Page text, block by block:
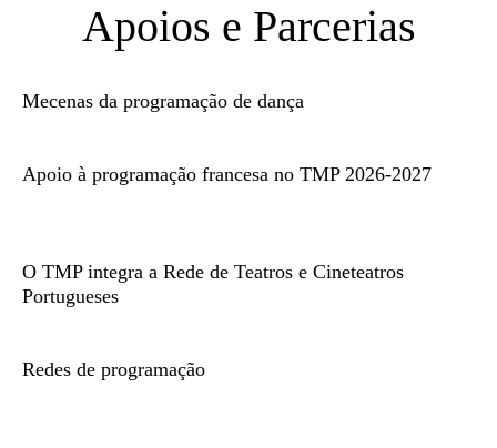
Apoios e Parcerias
Mecenas da programação de dança
Apoio à programação francesa no TMP 2026-2027
O TMP integra a Rede de Teatros e Cineteatros
Portugueses
Redes de programação